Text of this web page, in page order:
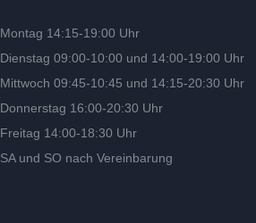
Montag 14:15-19:00 Uhr
Dienstag 09:00-10:00 und 14:00-19:00 Uhr
Mittwoch 09:45-10:45 und 14:15-20:30 Uhr
Donnerstag 16:00-20:30 Uhr
Freitag 14:00-18:30 Uhr
SA und SO nach Vereinbarung